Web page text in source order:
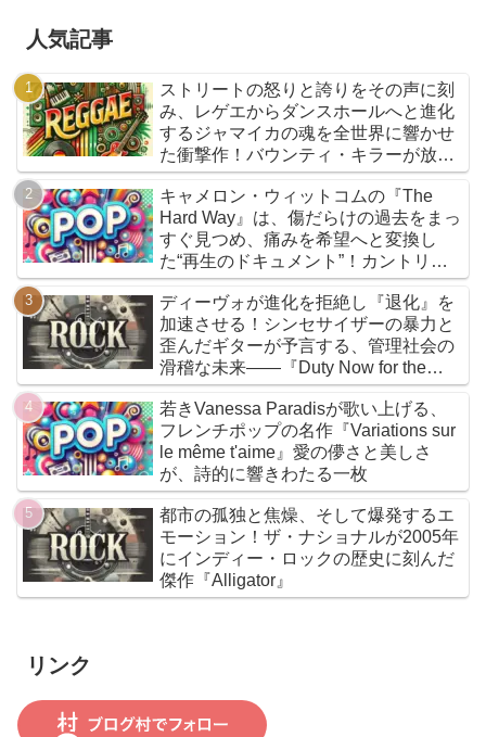
人気記事
ストリートの怒りと誇りをその声に刻
み、レゲエからダンスホールへと進化
するジャマイカの魂を全世界に響かせ
た衝撃作！バウンティ・キラーが放つ
『Bounty Killer』は、貧者の代弁者と
しての信念と、爆音でしか語れないリ
アルな真実を詰め込んだ決定的アルバ
ムだ
キャメロン・ウィットコムの『The
Hard Way』は、傷だらけの過去をまっ
すぐ見つめ、痛みを希望へと変換し
た“再生のドキュメント”！カントリー
とフォークを軸に、荒削りな衝動と繊
細な感情が交差するサウンドは、人生
の遠回りさえも価値ある物語へと昇華
していく
ディーヴォが進化を拒絶し『退化』を
加速させる！シンセサイザーの暴力と
歪んだギターが予言する、管理社会の
滑稽な未来――『Duty Now for the
Future』こそがニューウェイヴの真実
である
若きVanessa Paradisが歌い上げる、
フレンチポップの名作『Variations sur
le même t'aime』愛の儚さと美しさ
が、詩的に響きわたる一枚
都市の孤独と焦燥、そして爆発するエ
モーション！ザ・ナショナルが2005年
にインディー・ロックの歴史に刻んだ
傑作『Alligator』
リンク